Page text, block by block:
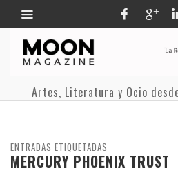
Artes, Literatura y Ocio
ENTRADAS ETIQUETADAS
MERCURY PHOENIX TRUST